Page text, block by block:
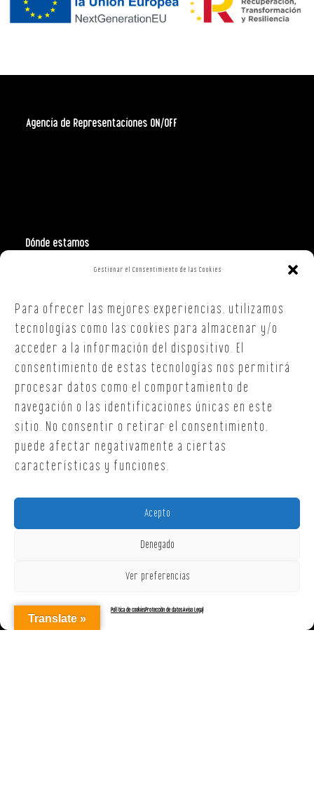
Gestionar el Consentimiento de las Cookies
Para ofrecer las mejores experiencias, utilizamos
tecnologías como las cookies para almacenar y/o
acceder a la información del dispositivo. El
consentimiento de estas tecnologías nos permitirá
procesar datos como el comportamiento de
navegación o las identificaciones únicas en este
sitio. No consentir o retirar el consentimiento,
puede afectar negativamente a ciertas
características y funciones.
Acepto
Denegado
Ver preferencias
Política de cookiesProtección de datosAviso Legal
Agencia de Representaciones ON/OFF
Dónde estamos
Polign. Ind. Costa Vella
15707, Santiago de Compostela
A Coruña
T. +34 654 30 90 36
Translate »